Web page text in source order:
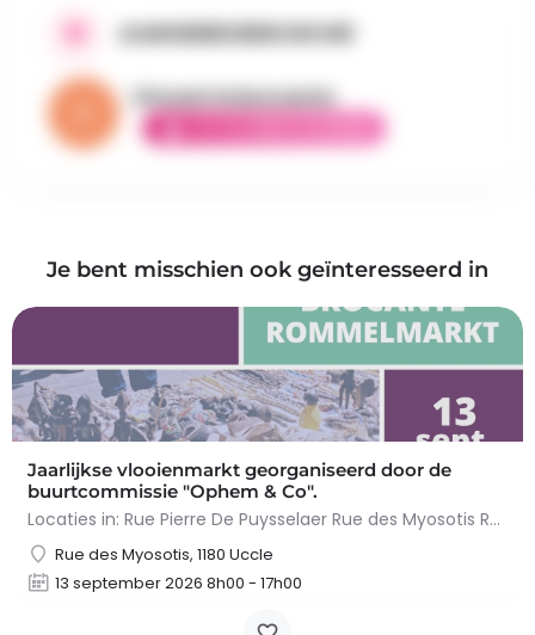
AANGEBODEN DOOR
Vincent la brocante
Je bent misschien ook geïnteresseerd in
Jaarlijkse vlooienmarkt georganiseerd door de
buurtcommissie "Ophem & Co".
Locaties in: Rue Pierre De Puysselaer Rue des Myosotis Rue Molenvelt Rue Egide Van Ophem Registreer je…
Rue des Myosotis, 1180 Uccle
13 september 2026 8h00 - 17h00